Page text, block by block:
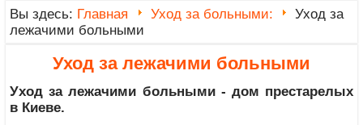
Вы здесь: Главная Уход за больными:
Уход за
лежачими больными
Уход за лежачими больными
Уход за лежачими больными - дом престарелых
в Киеве.